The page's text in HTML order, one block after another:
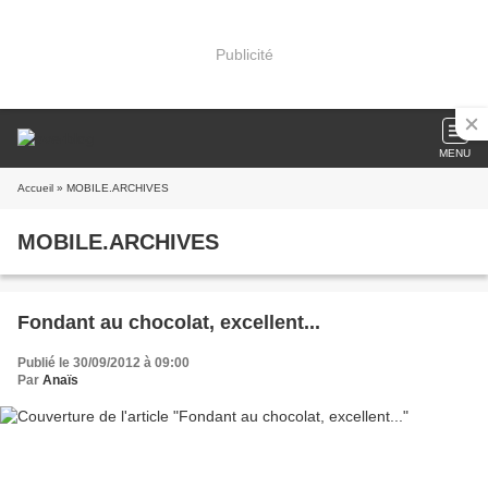
Publicité
MENU
Accueil » MOBILE.ARCHIVES
MOBILE.ARCHIVES
Fondant au chocolat, excellent...
Publié le 30/09/2012 à 09:00
Par Anaïs